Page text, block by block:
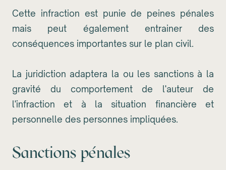
Cette infraction est punie de peines pénales
mais peut également entrainer des
conséquences importantes sur le plan civil.
La juridiction adaptera la ou les sanctions à la
gravité du comportement de l'auteur de
l'infraction et à la situation financière et
personnelle des personnes impliquées.
Sanctions pénales